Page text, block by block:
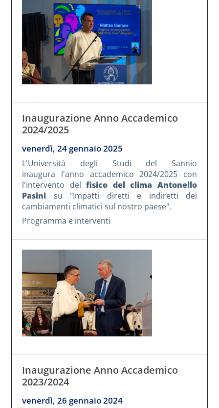
Inaugurazione Anno Accademico
2024/2025
venerdì, 24 gennaio 2025
L'Università degli Studi del Sannio
inaugura l'anno accademico 2024/2025 con
l'intervento delfisico del clima Antonello
Pasini su "Impatti diretti e indiretti dei
cambiamenti climatici sul nostro paese".
Programma e interventi
Inaugurazione Anno Accademico
2023/2024
venerdì, 26 gennaio 2024